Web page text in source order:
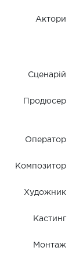
Актори
Сценарій
Продюсер
Оператор
Композитор
Художник
Кастинг
Монтаж